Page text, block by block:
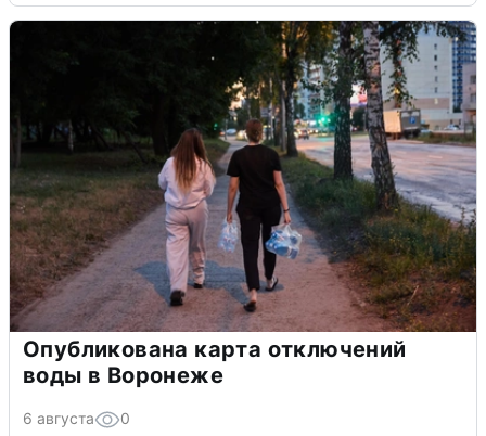
Опубликована карта отключений
воды в Воронеже
6 августа 0